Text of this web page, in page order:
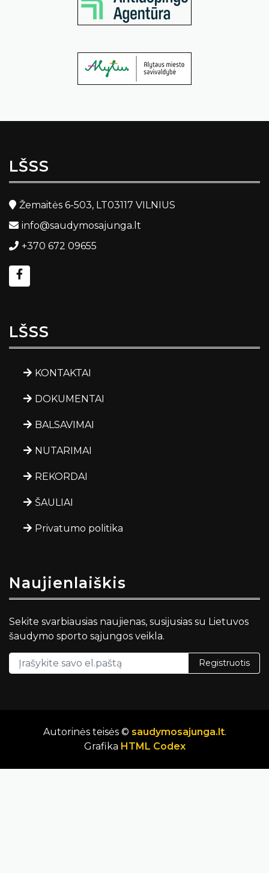
LŠSS
Žemaitės 6-503, LT03117 VILNIUS
info@saudymosajunga.lt
+370 672 09655
LŠSS
KONTAKTAI
DOKUMENTAI
BALSAVIMAI
NUTARIMAI
REKORDAI
ŠAULIAI
Privatumo politika
Naujienlaiškis
Sekite svarbiausias naujienas, susijusias su Lietuvos
šaudymo sporto sąjungos veikla.
Registruotis
Autorinės teisės © saudymosajunga.lt.
Grafika HTML Codex